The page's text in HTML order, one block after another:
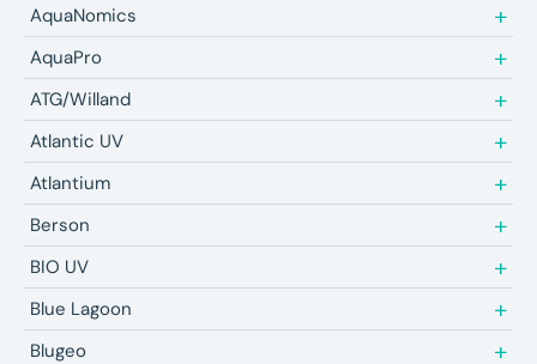
AquaNomics
AquaPro
ATG/Willand
Atlantic UV
Atlantium
Berson
BIO UV
Blue Lagoon
Blugeo